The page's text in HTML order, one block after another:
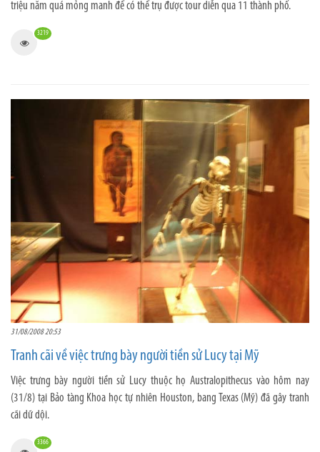
triệu năm quá mỏng manh để có thể trụ được tour diễn qua 11 thành phố.
3219
31/08/2008 20:53
Tranh cãi về việc trưng bày người tiền sử Lucy tại Mỹ
Việc trưng bày người tiền sử Lucy thuộc họ Australopithecus vào hôm nay
(31/8) tại Bảo tàng Khoa học tự nhiên Houston, bang Texas (Mỹ) đã gây tranh
cãi dữ dội.
3366